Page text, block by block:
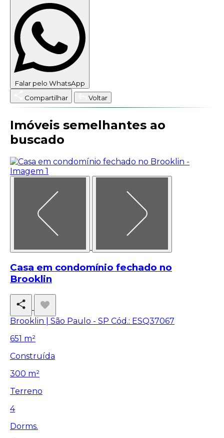
Falar pelo WhatsApp
Compartilhar
Voltar
Imóveis semelhantes ao
buscado
Casa em condomínio fechado no
Brooklin
Brooklin | São Paulo - SP Cód.: ESQ37067
651 m²
Construída
300 m²
Terreno
4
Dorms.